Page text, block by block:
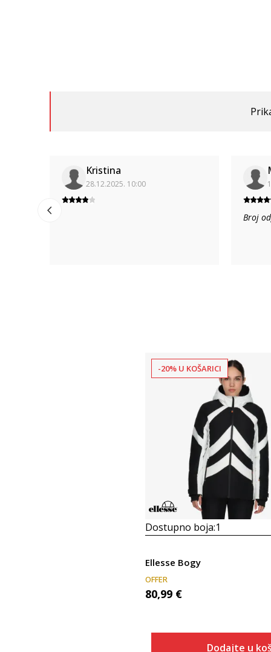
Kristina
28.12.2025. 10:00
Broj
-20% U KOŠARICI
Dostupno boja:1
Ellesse Bogy
OFFER
80,99 €
Dodajte u